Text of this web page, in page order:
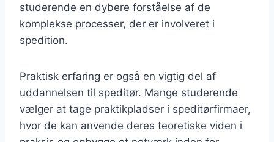
studerende en dybere forståelse af de
komplekse processer, der er involveret i
spedition.
Praktisk erfaring er også en vigtig del af
uddannelsen til speditør. Mange studerende
vælger at tage praktikpladser i speditørfirmaer,
hvor de kan anvende deres teoretiske viden i